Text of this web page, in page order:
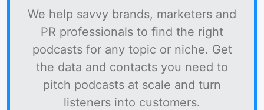
We help savvy brands, marketers and
PR professionals to find the right
podcasts for any topic or niche. Get
the data and contacts you need to
pitch podcasts at scale and turn
listeners into customers.